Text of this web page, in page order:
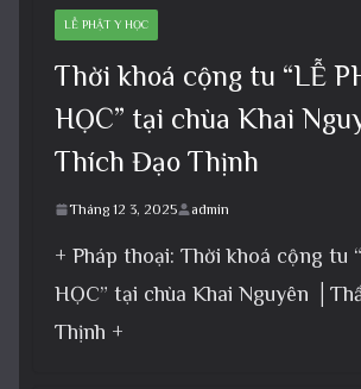
LỄ PHẬT Y HỌC
Thời khoá cộng tu “LỄ
HỌC” tại chùa Khai
Thích Đạo Thịnh
Tháng 12 3, 2025 admin
+ Pháp thoại: Thời khoá cộng tu
HỌC” tại chùa Khai Nguyên
Thịnh +